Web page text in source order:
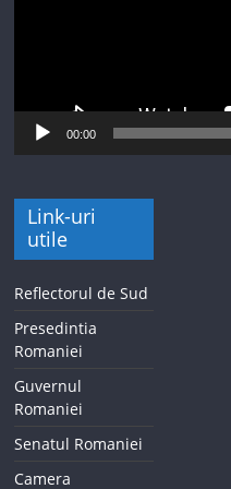
00:00
Link-uri
utile
Reflectorul de Sud
Presedintia
Romaniei
Guvernul
Romaniei
Senatul Romaniei
Camera